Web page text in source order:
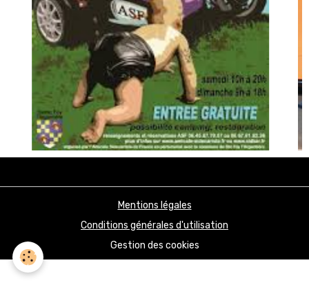
Mentions légales
Conditions générales d'utilisation
Gestion des cookies